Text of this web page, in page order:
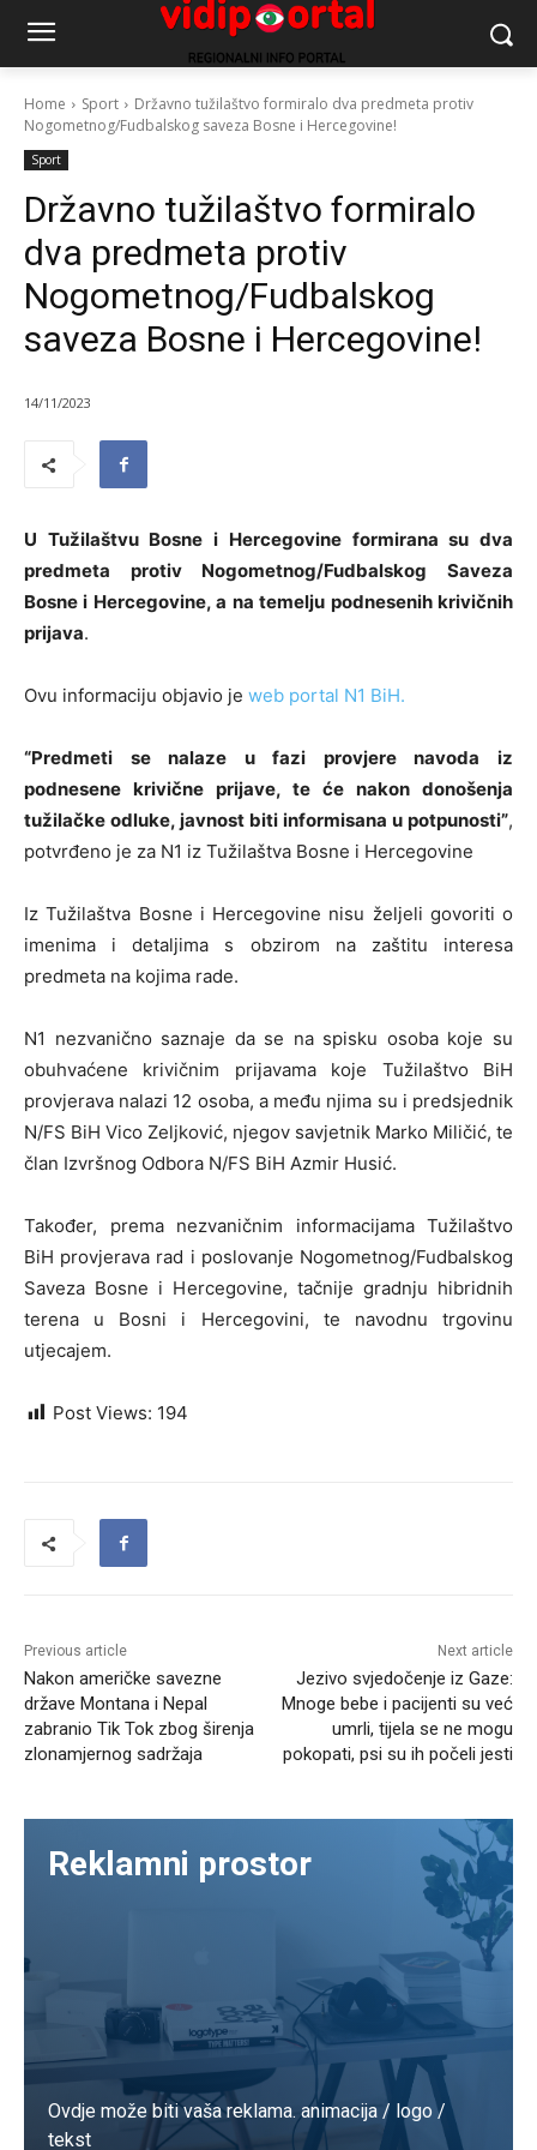
Home Sport
Državno tužilaštvo formiralo dva predmeta protiv
Nogometnog/Fudbalskog saveza Bosne i Hercegovine!
Sport
Državno tužilaštvo formiralo
dva predmeta protiv
Nogometnog/Fudbalskog
saveza Bosne i Hercegovine!
14/11/2023
U Tužilaštvu Bosne i Hercegovine formirana su dva
predmeta protiv Nogometnog/Fudbalskog Saveza
Bosne i Hercegovine, a na temelju podnesenih krivičnih
prijava.
Ovu informaciju objavio je web portal N1 BiH.
“Predmeti se nalaze u fazi provjere navoda iz
podnesene krivične prijave, te će nakon donošenja
tužilačke odluke, javnost biti informisana u potpunosti”,
potvrđeno je za N1 iz Tužilaštva Bosne i Hercegovine
Iz Tužilaštva Bosne i Hercegovine nisu željeli govoriti o
imenima i detaljima s obzirom na zaštitu interesa
predmeta na kojima rade.
N1 nezvanično saznaje da se na spisku osoba koje su
obuhvaćene krivičnim prijavama koje Tužilaštvo BiH
provjerava nalazi 12 osoba, a među njima su i predsjednik
N/FS BiH Vico Zeljković, njegov savjetnik Marko Miličić, te
član Izvršnog Odbora N/FS BiH Azmir Husić.
Također, prema nezvaničnim informacijama Tužilaštvo
BiH provjerava rad i poslovanje Nogometnog/Fudbalskog
Saveza Bosne i Hercegovine, tačnije gradnju hibridnih
terena u Bosni i Hercegovini, te navodnu trgovinu
utjecajem.
Post Views: 194
Previous article
Nakon američke savezne
države Montana i Nepal
zabranio Tik Tok zbog širenja
zlonamjernog sadržaja
Next article
Jezivo svjedočenje iz Gaze:
Mnoge bebe i pacijenti su već
umrli, tijela se ne mogu
pokopati, psi su ih počeli jesti
Reklamni prostor
Ovdje može biti vaša reklama. animacija / logo /
tekst